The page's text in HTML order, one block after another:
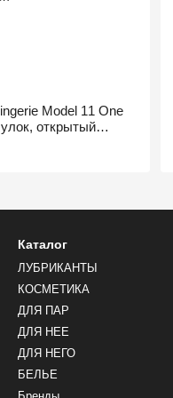
Model 11 One
открытый
Каталог
ЛУБРИКАНТЫ
КОСМЕТИКА
ДЛЯ ПАР
ДЛЯ НЕЕ
ДЛЯ НЕГО
БЕЛЬЕ